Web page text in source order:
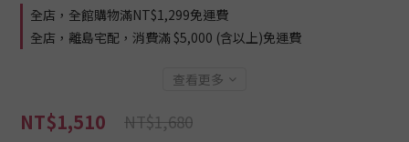
全店，全館購物滿NT$1,299免運費
全店，離島宅配，消費滿 $5,000 (含以上)免運費
查看更多
NT$1,510 NT$1,680